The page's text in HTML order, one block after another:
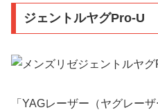
ジェントルヤグPro-U
「YAGレーザー（ヤグレー